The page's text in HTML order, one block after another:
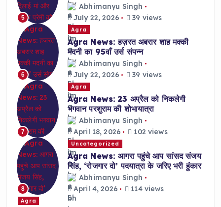
5
Abhimanyu Singh
July 22, 2026
39 views
6
Agra
Agra News: हज़रत अबरार शाह मक्की
मदनी का 95वाँ उर्स संपन्न
Abhimanyu Singh
July 22, 2026
39 views
7
Agra
Agra News: 23 अप्रैल को निकलेगी
भगवान परशुराम की शोभायात्रा
Abhimanyu Singh
April 18, 2026
102 views
8
Uncategorized
Agra News: आगरा पहुंचे आप सांसद संजय
सिंह, ‘रोजगार दो’ पदयात्रा के जरिए भरी हुंकार
Abhimanyu Singh
April 4, 2026
114 views
Agra